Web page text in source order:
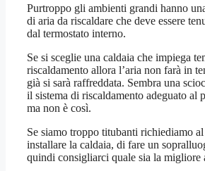
Purtroppo gli ambienti grandi hanno
di aria da riscaldare che deve essere
dal termostato interno.
Se si sceglie una caldaia che impiega
riscaldamento allora l’aria non farà in
già si sarà raffreddata. Sembra una
il sistema di riscaldamento adeguato al
ma non è così.
Se siamo troppo titubanti richiediamo
installare la caldaia, di fare un
quindi consigliarci quale sia la migliore